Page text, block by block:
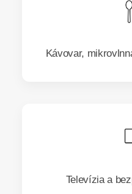
Kávovar,
Televízia a